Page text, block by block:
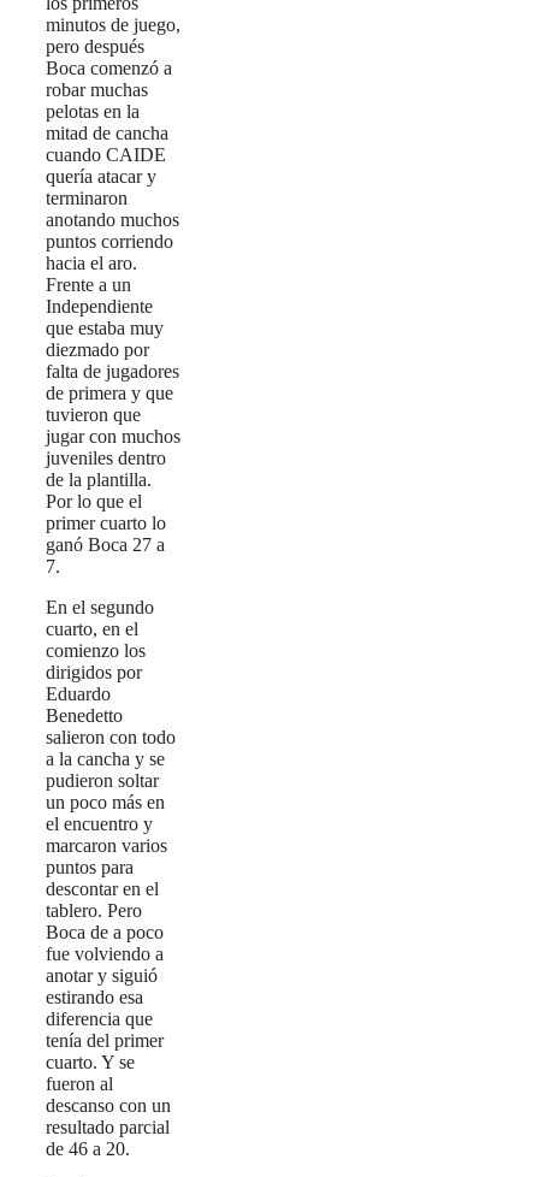
minutos de juego,
pero después
Boca comenzó a
robar muchas
pelotas en la
mitad de cancha
cuando CAIDE
quería atacar y
terminaron
anotando muchos
puntos corriendo
hacia el aro.
Frente a un
Independiente
que estaba muy
diezmado por
falta de jugadores
de primera y que
tuvieron que
jugar con muchos
juveniles dentro
de la plantilla.
Por lo que el
primer cuarto lo
ganó Boca 27 a
7.
En el segundo
cuarto, en el
comienzo los
dirigidos por
Eduardo
Benedetto
salieron con todo
a la cancha y se
pudieron soltar
un poco más en
el encuentro y
marcaron varios
puntos para
descontar en el
tablero. Pero
Boca de a poco
fue volviendo a
anotar y siguió
estirando esa
diferencia que
tenía del primer
cuarto. Y se
fueron al
descanso con un
resultado parcial
de 46 a 20.